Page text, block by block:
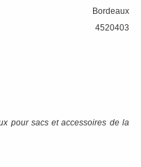
Bordeaux
4520403
pour sacs et accessoires de la